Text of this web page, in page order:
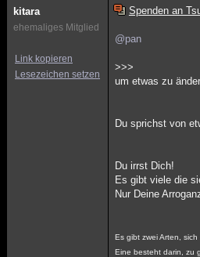
kitara
ehemaliges Mitglied
Link kopieren
Lesezeichen setzen
Spenden an
@pan
>>>
um etwas zu
Du sprichst von
Du irrst Dich!
Es gibt viele die
Nur Deine
Es gibt zwei Arten,
Eine besteht darin, zu